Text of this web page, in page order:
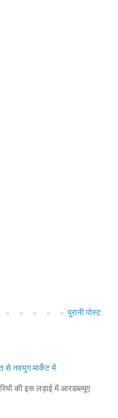
पुरानी पोस्ट
से नवयुग मार्केट में
की इस लड़ाई में आरडब्ल्यूए